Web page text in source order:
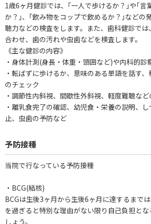
1歳6ヶ月健診では、｢一人で歩けるか？｣や｢言
か？｣、｢飲み物をコップで飲めるか？｣などの
聴力などの検査をします。また、歯科健診で
合わせ、歯の汚れや虫歯などを検査します。
《主な健診の内容》
・身体計測(身長・体重・頭囲など)や内科的診
・転ばずに歩けるか、意味のある単語を話す
のチェック
・調節性内斜視、間歇性外斜視、軽度難聴な
・離乳食完了の確認、幼児食・栄養の説明、
止、虫歯の予防など
予防接種
当院で行なっている予防接種
・BCG(結核)
BCGは生後3ヶ月から生後6ヶ月に達するまで
を過ぎると特別な理由がない限り自己負担と
しょう。